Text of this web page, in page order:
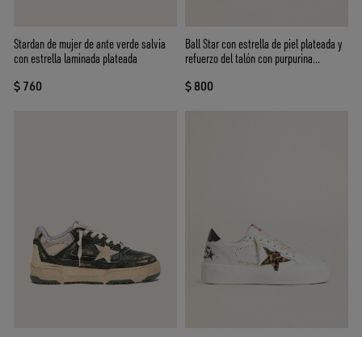
Stardan de mujer de ante verde salvia
con estrella laminada plateada
$ 760
Ball Star con estrella de piel plateada y
refuerzo del talón con purpurina
$ 800